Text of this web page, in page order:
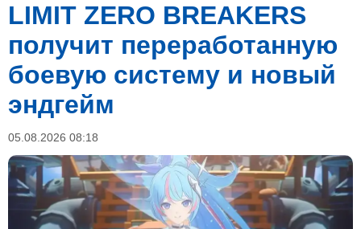
LIMIT ZERO BREAKERS
получит переработанную
боевую систему и новый
эндгейм
05.08.2026 08:18